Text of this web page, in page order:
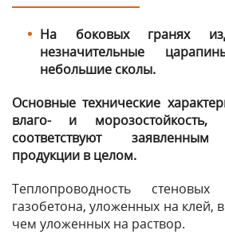
На боковых гранях
незначительные
небольшие сколы.
Основные технические
влаго- и морозостойкость,
соответствуют заявленным
продукции в целом.
Теплопроводность
газобетона, уложенных на клей,
чем уложенных на раствор.